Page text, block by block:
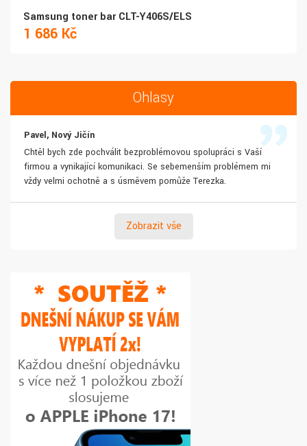
Samsung toner bar CLT-Y406S/ELS
1 686 Kč
Ohlasy
Pavel, Nový Jičín
Chtěl bych zde pochválit bezproblémovou spolupráci s Vaší
firmou a vynikající komunikaci. Se sebemenším problémem mi
vždy velmi ochotně a s úsměvem pomůže Terezka.
Zobrazit vše